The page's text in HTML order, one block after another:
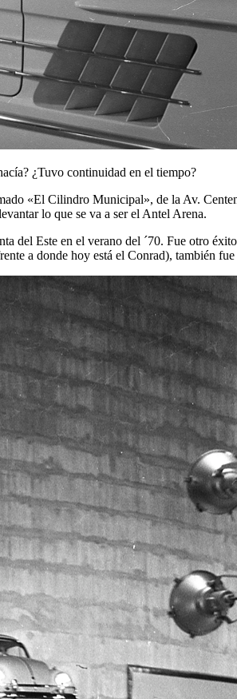
¿Tuvo continuidad en el tiempo?
«El Cilindro Municipal», de la Av.
lo que se va a ser el Antel Arena.
Este en el verano del ´70. Fue otro
a donde hoy está el Conrad), también